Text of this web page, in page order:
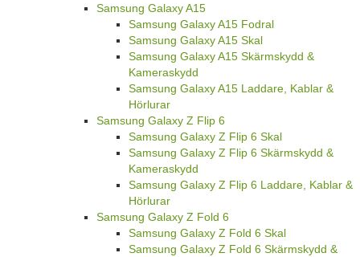
Samsung Galaxy A15
Samsung Galaxy A15 Fodral
Samsung Galaxy A15 Skal
Samsung Galaxy A15 Skärmskydd &
Kameraskydd
Samsung Galaxy A15 Laddare, Kablar &
Hörlurar
Samsung Galaxy Z Flip 6
Samsung Galaxy Z Flip 6 Skal
Samsung Galaxy Z Flip 6 Skärmskydd &
Kameraskydd
Samsung Galaxy Z Flip 6 Laddare, Kablar &
Hörlurar
Samsung Galaxy Z Fold 6
Samsung Galaxy Z Fold 6 Skal
Samsung Galaxy Z Fold 6 Skärmskydd &